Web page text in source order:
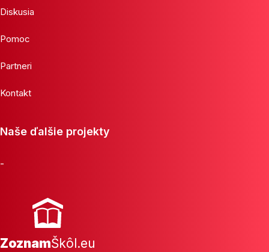
Diskusia
Pomoc
Partneri
Kontakt
Naše ďalšie projekty
-
ZoznamŠkôl.eu